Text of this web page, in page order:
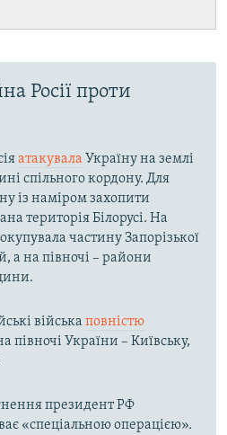
Росії проти
атакувала Україну на землі
спільного кордону. Для
із наміром захопити
територія Білорусі. На
частину Запорізької
а на півночі – райони
війська повністю
півночі України – Київську,
президент РФ
«спеціальною операцією».